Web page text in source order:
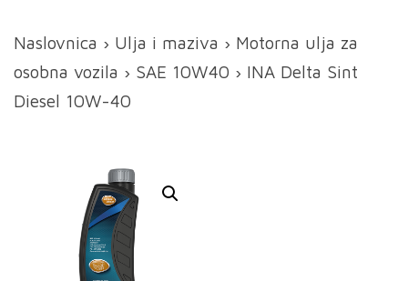
Naslovnica › Ulja i maziva › Motorna ulja za
osobna vozila › SAE 10W40 › INA Delta Sint
Diesel 10W-40